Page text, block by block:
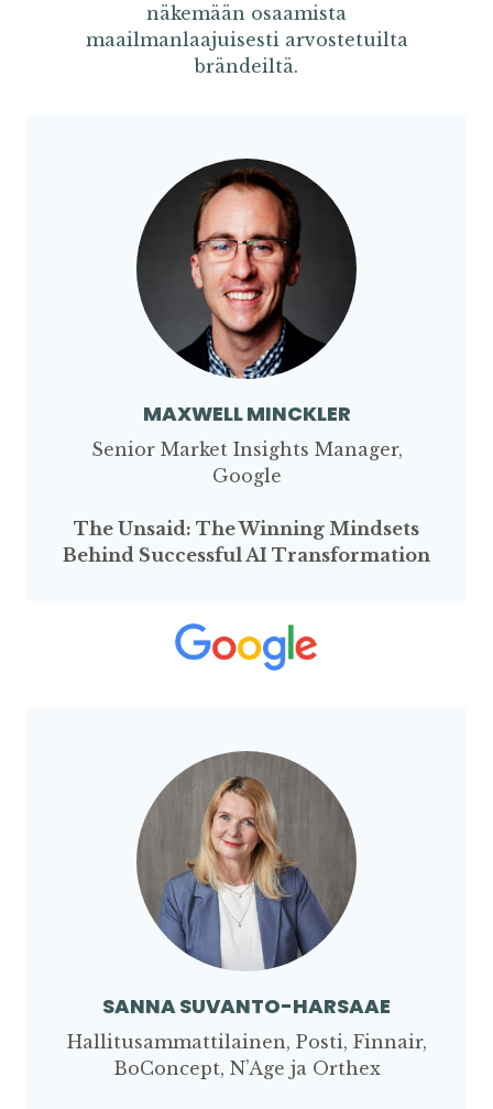
näkemään osaamista
maailmanlaajuisesti arvostetuilta
brändeiltä.
MAXWELL MINCKLER
Senior Market Insights Manager,
Google
The Unsaid: The Winning Mindsets
Behind Successful AI Transformation
SANNA SUVANTO-HARSAAE
Hallitusammattilainen, Posti, Finnair,
BoConcept, N’Age ja Orthex